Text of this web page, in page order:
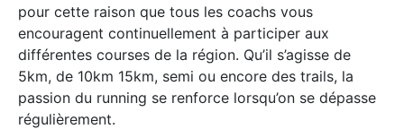
pour cette raison que tous les coachs vous
encouragent continuellement à participer aux
différentes courses de la région. Qu’il s’agisse de
5km, de 10km 15km, semi ou encore des trails, la
passion du running se renforce lorsqu’on se dépasse
régulièrement.